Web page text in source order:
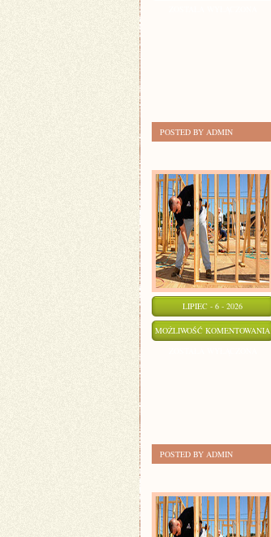
POSTED BY ADMIN
LIPIEC - 6 - 2026
MOŻLIWOŚĆ KOMENTOWANIA
POSTED BY ADMIN